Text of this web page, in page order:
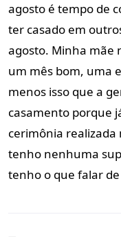
agosto é tempo de
ter casado em
agosto. Minha mãe
um mês bom, uma
menos isso que a
casamento porque
cerimônia realizada
tenho nenhuma
tenho o que falar de